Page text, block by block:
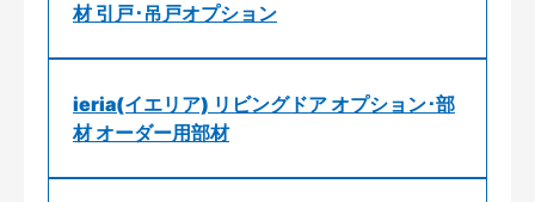
材 引戸･吊戸オプション
ieria(イエリア) リビングドア オプション･部
材 オーダー用部材